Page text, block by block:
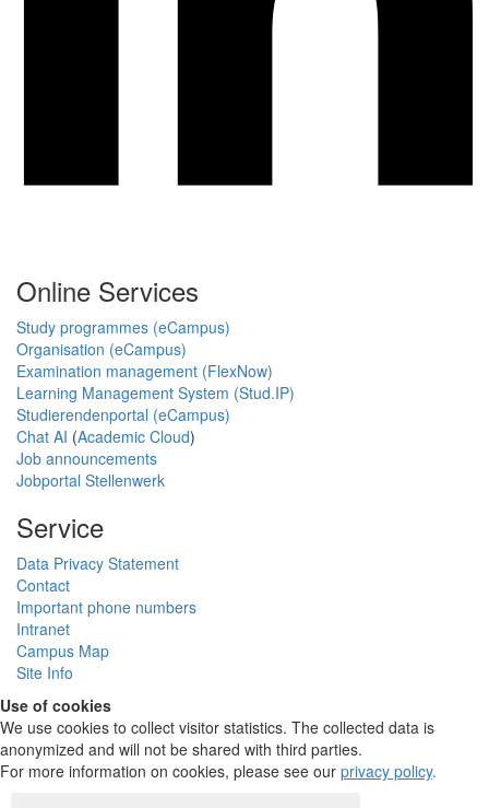
Online Services
Study programmes (eCampus)
Organisation (eCampus)
Examination management (FlexNow)
Learning Management System (Stud.IP)
Studierendenportal (eCampus)
Chat AI (Academic Cloud)
Job announcements
Jobportal Stellenwerk
Service
Data Privacy Statement
Contact
Important phone numbers
Intranet
Campus Map
Site Info
Use of cookies
We use cookies to collect visitor statistics. The collected data is
anonymized and will not be shared with third parties.
For more information on cookies, please see our privacy policy.